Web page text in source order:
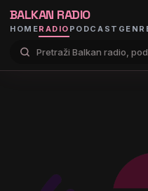
BALKAN RADIO
HOMERADIO PODCAST